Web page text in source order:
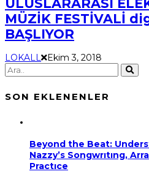
ULUSLARARASI
MÜZİK FESTİVALİ
BAŞLIYOR
LOKALL Ekim 3, 2018
SON EKLENENLER
Beyond the Beat:
Nazzy’s Songwrıtıng,
Practıce